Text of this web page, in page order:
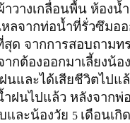
วางเกลื่อนพื้น ห้องน้
ลจากท่อน้ำที่รั่วซึมอ
ด จากการสอบถามท
กต้องออกมาเลี้ยงน้
และได้เสียชีวิตไปแ
ฝนไปแล้ว หลังจากพ่
และน้องวัย 5 เดือนเ